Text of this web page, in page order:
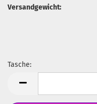
Versandgewicht:
Tasche: